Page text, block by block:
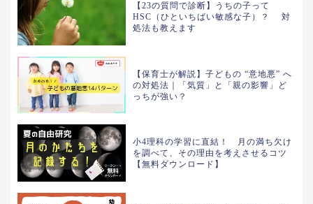
【23の質問で診断】うちの子って
HSC（ひといちばい敏感な子）？ 対
処法も教えます
【保育士が解説】子どもの “意地悪” へ
の対処法｜「気質」と「親の影響」ど
っちが強い？
小4理科の学習に直結！ 月の満ち欠け
を調べて、その理由を考えさせるコツ
【無料ダウンロード】